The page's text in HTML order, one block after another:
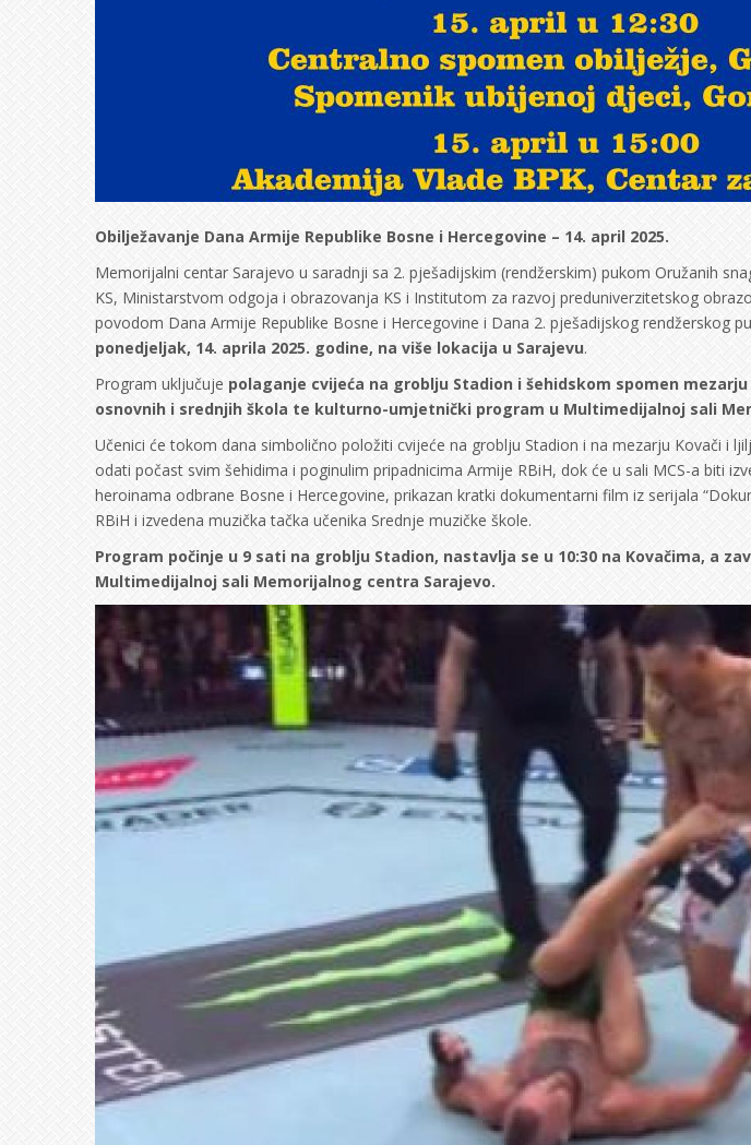
Obilježavanje Dana Armije Republike Bosne i Hercegovine – 14. april 2025.
Memorijalni centar Sarajevo u saradnji sa 2. pješadijskim (rendžerskim) pukom Oružanih
KS, Ministarstvom odgoja i obrazovanja KS i Institutom za razvoj preduniverzitetskog
povodom Dana Armije Republike Bosne i Hercegovine i Dana 2. pješadijskog rendžerskog
ponedjeljak, 14. aprila 2025. godine, na više lokacija u Sarajevu.
Program uključuje polaganje cvijeća na groblju Stadion i šehidskom spomen
osnovnih i srednjih škola te kulturno-umjetnički program u Multimedijalnoj sali
Učenici će tokom dana simbolično položiti cvijeće na groblju Stadion i na mezarju Kovači i
odati počast svim šehidima i poginulim pripadnicima Armije RBiH, dok će u sali MCS-a biti
heroinama odbrane Bosne i Hercegovine, prikazan kratki dokumentarni film iz serijala
RBiH i izvedena muzička tačka učenika Srednje muzičke škole.
Program počinje u 9 sati na groblju Stadion, nastavlja se u 10:30 na Kovačima, a
Multimedijalnoj sali Memorijalnog centra Sarajevo.
Image